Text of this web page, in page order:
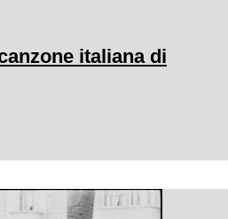
italiana di